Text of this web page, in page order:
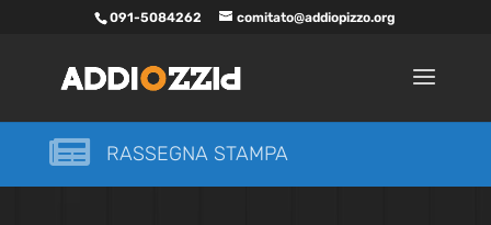
091-5084262 comitato@addiopizzo.org
 RASSEGNA STAMPA